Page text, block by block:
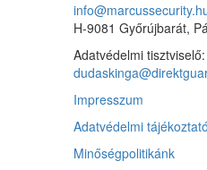
H-9081 Győrújbarát,
Adatvédelmi
Impresszum
Adatvédelmi tájékoztató
Minőségpolitikánk